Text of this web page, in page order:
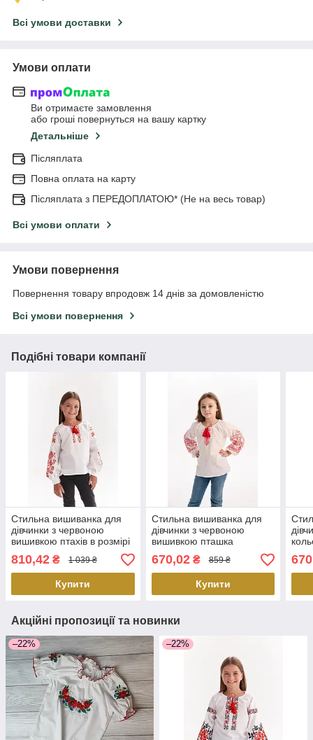
Всі умови доставки
Умови оплати
Ви отримаєте замовлення
або гроші повернуться на вашу картку
Детальніше
Післяплата
Повна оплата на карту
Післяплата з ПЕРЕДОПЛАТОЮ* (Не на весь товар)
Всі умови оплати
Умови повернення
Повернення товару впродовж 14 днів за домовленістю
Всі умови повернення
Подібні товари компанії
Стильна вишиванка для
дівчинки з червоною
вишивкою птахів в розмірі
810,42 ₴ 1 039 ₴
Купити
Стильна вишиванка для
дівчинки з червоною
вишивкою пташка
670,02₴ 859 ₴
Купити
146
Акційні пропозиції та новинки
–22% –22%